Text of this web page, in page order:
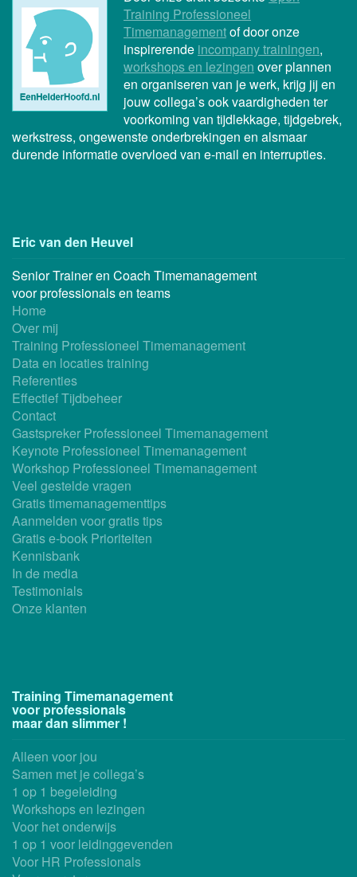
Training Professioneel
Timemanagementof door onze
inspirerende incompany trainingen,
workshops en lezingen over plannen
en organiseren van je werk, krijg jij en
jouw collega’s ook vaardigheden ter
voorkoming van tijdlekkage, tijdgebrek,
werkstress, ongewenste onderbrekingen en alsmaar
durende informatie overvloed van e-mail en interrupties.
Eric van den Heuvel
Senior Trainer en Coach Timemanagement
voor professionals en teams
Home
Over mij
Training Professioneel Timemanagement
Data en locaties training
Referenties
Effectief Tijdbeheer
Contact
Gastspreker Professioneel Timemanagement
Keynote Professioneel Timemanagement
Workshop Professioneel Timemanagement
Veel gestelde vragen
Gratis timemanagementtips
Aanmelden voor gratis tips
Gratis e-book Prioriteiten
Kennisbank
In de media
Testimonials
Onze klanten
Training Timemanagement
voor professionals
maar dan slimmer !
Alleen voor jou
Samen met je collega’s
1 op 1 begeleiding
Workshops en lezingen
Voor het onderwijs
1 op 1 voor leidinggevenden
Voor HR Professionals